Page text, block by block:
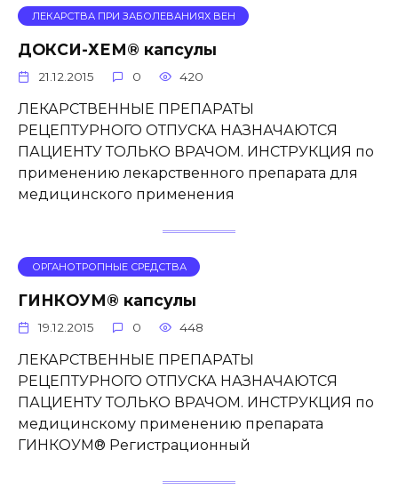
ЛЕКАРСТВА ПРИ ЗАБОЛЕВАНИЯХ ВЕН
ДОКСИ-ХЕМ® капсулы
21.12.2015 0 420
ЛЕКАРСТВЕННЫЕ ПРЕПАРАТЫ
РЕЦЕПТУРНОГО ОТПУСКА НАЗНАЧАЮТСЯ
ПАЦИЕНТУ ТОЛЬКО ВРАЧОМ. ИНСТРУКЦИЯ по
применению лекарственного препарата для
медицинского применения
ОРГАНОТРОПНЫЕ СРЕДСТВА
ГИНКОУМ® капсулы
19.12.2015 0 448
ЛЕКАРСТВЕННЫЕ ПРЕПАРАТЫ
РЕЦЕПТУРНОГО ОТПУСКА НАЗНАЧАЮТСЯ
ПАЦИЕНТУ ТОЛЬКО ВРАЧОМ. ИНСТРУКЦИЯ по
медицинскому применению препарата
ГИНКОУМ® Регистрационный